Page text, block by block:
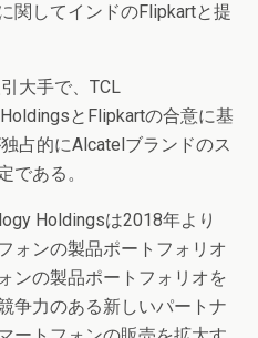
関してインドのFlipkartと提
大手で、TCL
とFlipkartの合意に基
占的にAlcatelブランドのス
である。
Holdingsは2018年より
ォンの製品ポートフォリオ
ンの製品ポートフォリオを
争力のある新しいパートナ